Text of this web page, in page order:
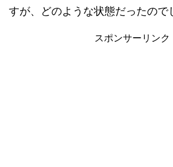
すが、どのような状態だったので
スポンサーリンク